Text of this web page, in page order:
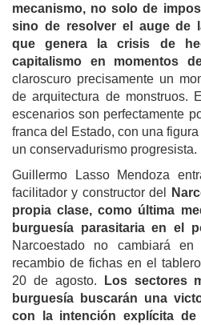
mecanismo, no solo de
sino de resolver el auge de
que genera la crisis de
capitalismo en momentos
claroscuro precisamente un
de arquitectura de monstruos.
escenarios son perfectamente
franca del Estado, con una
un conservadurismo progresista.
Guillermo Lasso Mendoza
facilitador y constructor del
propia clase, como última
burguesía parasitaria en el
Narcoestado no cambiará
recambio de fichas en el
20 de agosto.
Los sectores
burguesía buscarán una
con la intención explícita